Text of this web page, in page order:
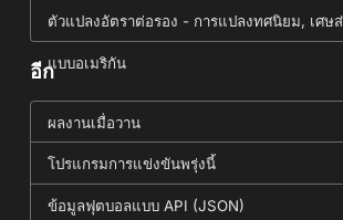
ตัวแปลงอัตราต่อรอง - การแปลงทศนิยม, เศษ
แบบอเมริกัน
อีก
ผลงานเมื่อวาน
โปรแกรมการแข่งขันพรุ่งนี้
ข้อมูลฟุตบอลแบบ API (JSON)